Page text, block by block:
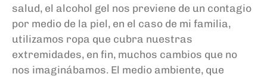
salud, el alcohol gel nos previene de un contagio
por medio de la piel, en el caso de mi familia,
utilizamos ropa que cubra nuestras
extremidades, en fin, muchos cambios que no
nos imaginábamos. El medio ambiente, que